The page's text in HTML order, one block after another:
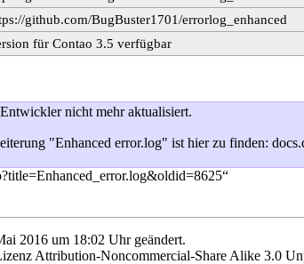
github.com/BugBuster1701/errorlog_enhanced
für Contao 3.5 verfügbar
nicht mehr aktualisiert.
"Enhanced error.log" ist hier zu finden:
“
2016 um 18:02 Uhr geändert.
Attribution-Noncommercial-Share Alike 3.0